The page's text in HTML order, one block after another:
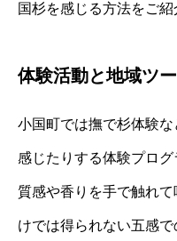
国杉を感じる方法をご紹
体験活動と地域ツ
小国町では撫で杉体験
感じたりする体験プロ
質感や香りを手で触れ
けでは得られない五感で